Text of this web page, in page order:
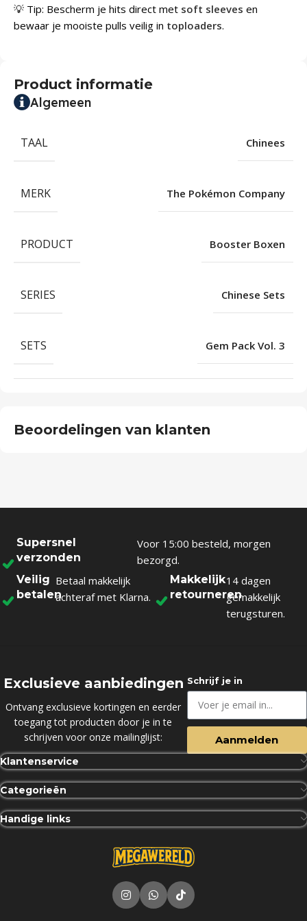
💡 Tip: Bescherm je hits direct met soft sleeves en
bewaar je mooiste pulls veilig in toploaders.
Product informatie
Algemeen
TAAL Chinees
MERK The Pokémon Company
PRODUCT Booster Boxen
SERIES Chinese Sets
SETS Gem Pack Vol. 3
Beoordelingen van klanten
Supersnel
verzonden
Voor 15:00 besteld, morgen
bezorgd.
Veilig
betalen
Betaal makkelijk
achteraf met Klarna.
Makkelijk
retourneren
14 dagen
gemakkelijk
terugsturen.
Exclusieve aanbiedingen
Ontvang exclusieve kortingen en eerder
toegang tot producten door je in te
schrijven voor onze mailinglijst:
Schrijf je in
Aanmelden
Klantenservice
Categorieën
Handige links